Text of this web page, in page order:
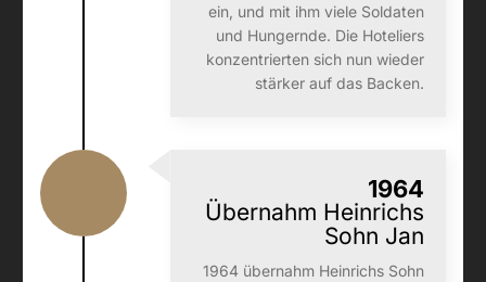
ein, und mit ihm viele Soldaten
und Hungernde. Die Hoteliers
konzentrierten sich nun wieder
stärker auf das Backen.
1964
Übernahm Heinrichs
Sohn Jan
1964 übernahm Heinrichs Sohn